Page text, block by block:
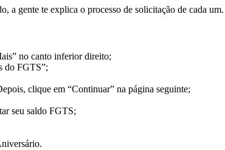
a gente te explica o processo de solicitação de cada um.
no canto inferior direito;
do FGTS”;
clique em “Continuar” na página seguinte;
seu saldo FGTS;